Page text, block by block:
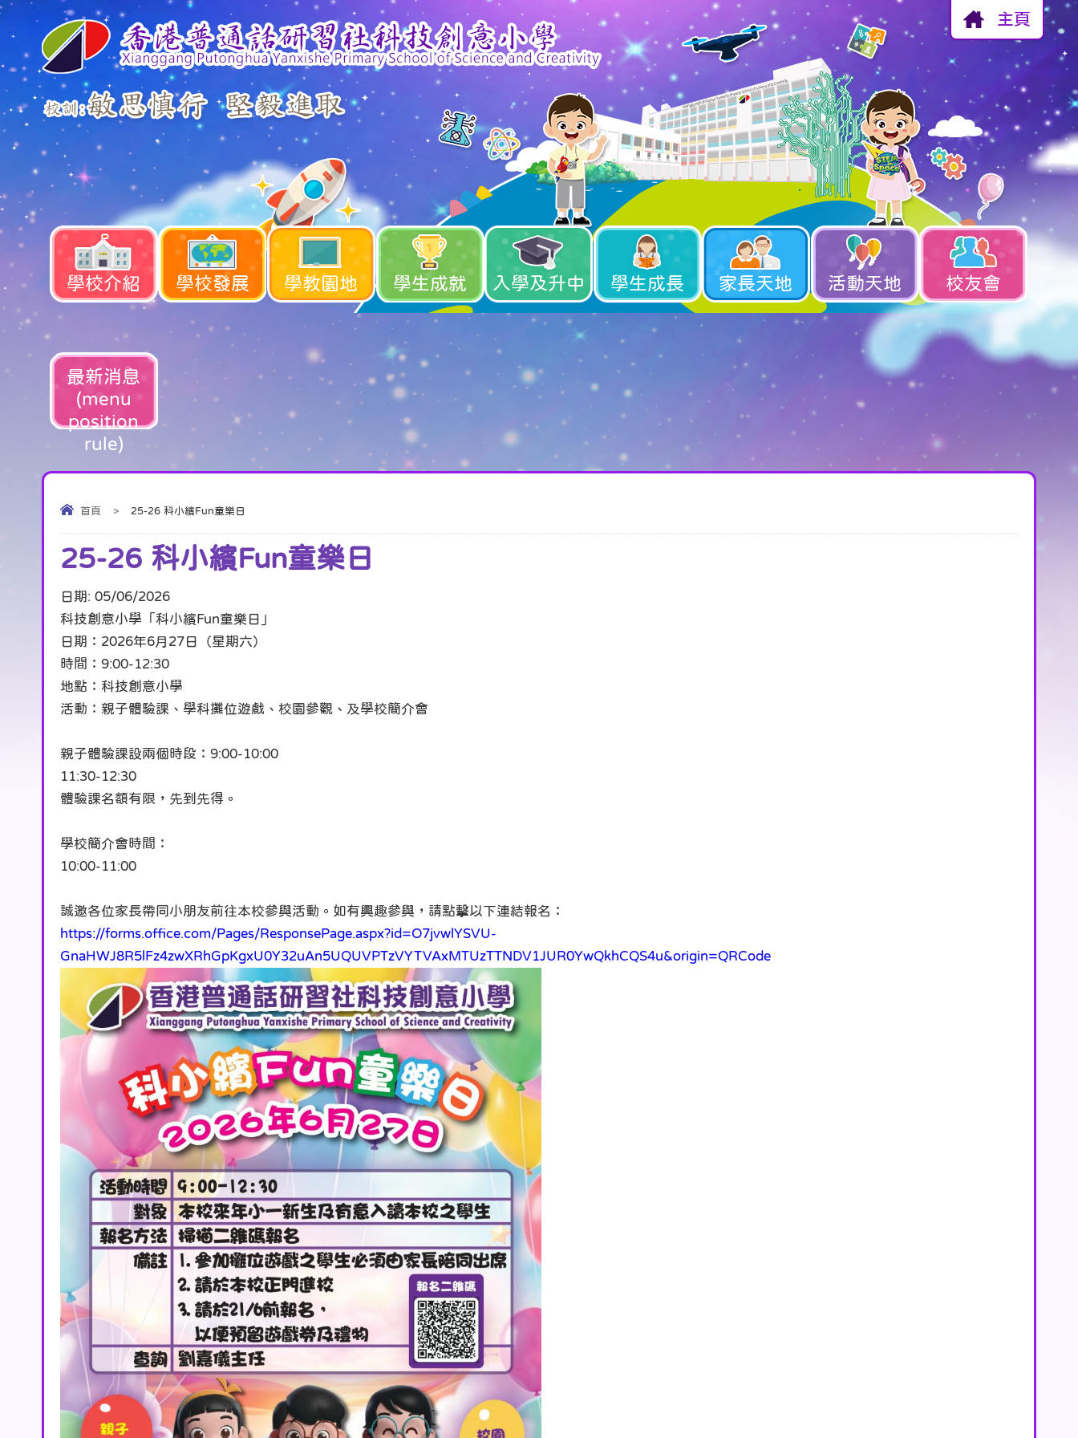
主頁
學校介紹 學校發展 學教園地 學生成就 入學及升中 學生成長 家長天地 活動天地 校友會
最新消息
(menu
position
rule)
首頁 > 25-26 科小繽Fun童樂日
25-26 科小繽Fun童樂日
日期: 05/06/2026
科技創意小學「科小繽Fun童樂日」
日期：2026年6月27日（星期六）
時間：9:00-12:30
地點：科技創意小學
活動：親子體驗課、學科攤位遊戲、校園參觀、及學校簡介會
親子體驗課設兩個時段：9:00-10:00
11:30-12:30
體驗課名額有限，先到先得。
學校簡介會時間：
10:00-11:00
誠邀各位家長帶同小朋友前往本校參與活動。如有興趣參與，請點擊以下連結報名：
https://forms.office.com/Pages/ResponsePage.aspx?id=O7jvwlYSVU-
GnaHWJ8R5lFz4zwXRhGpKgxU0Y32uAn5UQUVPTzVYTVAxMTUzTTNDV1JUR0YwQkhCQS4u&origin=QRCode